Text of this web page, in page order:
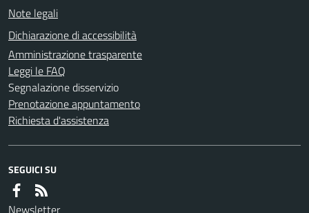
Note legali
Dichiarazione di accessibilità
Amministrazione trasparente
Leggi le FAQ
Segnalazione disservizio
Prenotazione appuntamento
Richiesta d'assistenza
SEGUICI SU
Newsletter